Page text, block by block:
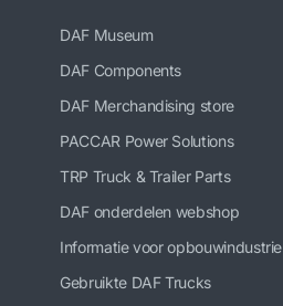
DAF Museum
DAF Components
DAF Merchandising store
PACCAR Power Solutions
TRP Truck & Trailer Parts
DAF onderdelen webshop
Informatie voor opbouwindustrie
Gebruikte DAF Trucks